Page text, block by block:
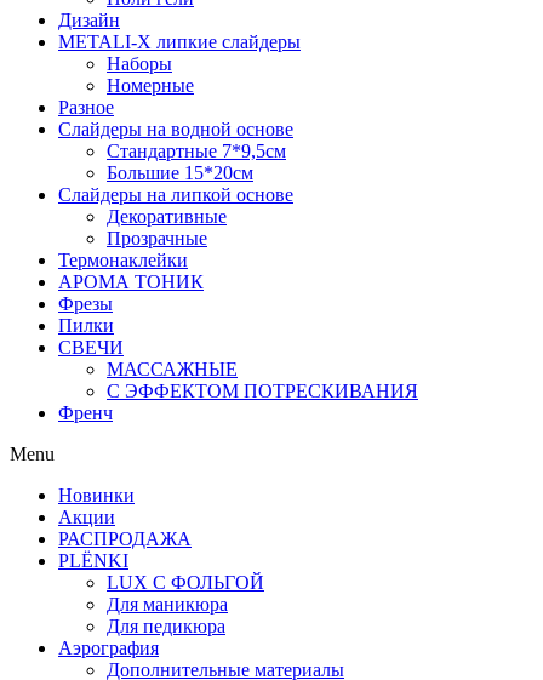
Дизайн
METALI-X липкие слайдеры
Наборы
Номерные
Разное
Слайдеры на водной основе
Стандартные 7*9,5см
Большие 15*20см
Слайдеры на липкой основе
Декоративные
Прозрачные
Термонаклейки
АРОМА ТОНИК
Фрезы
Пилки
СВЕЧИ
МАССАЖНЫЕ
С ЭФФЕКТОМ ПОТРЕСКИВАНИЯ
Френч
Menu
Новинки
Акции
РАСПРОДАЖА
PLЁNKI
LUX С ФОЛЬГОЙ
Для маникюра
Для педикюра
Аэрография
Дополнительные материалы